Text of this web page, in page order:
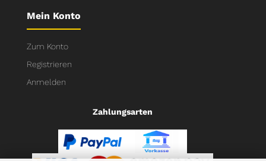
Mein Konto
Zum Konto
Registrieren
Anmelden
Zahlungsarten